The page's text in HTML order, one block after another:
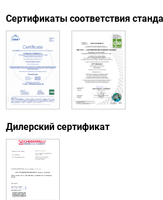
Сертификаты соответствия
Дилерский сертификат